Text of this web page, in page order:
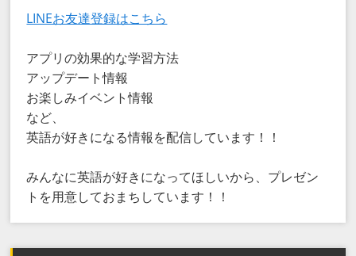
LINEお友達登録はこちら
アプリの効果的な学習方法
アップデート情報
お楽しみイベント情報
など、
英語が好きになる情報を配信しています！！
みんなに英語が好きになってほしいから、プレゼン
トを用意しておまちしています！！